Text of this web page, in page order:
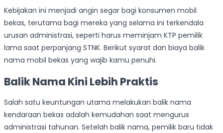
Kebijakan ini menjadi angin segar bagi konsumen mobil
bekas, terutama bagi mereka yang selama ini terkendala
urusan administrasi, seperti harus meminjam KTP pemilik
lama saat perpanjang STNK. Berikut syarat dan biaya balik
nama mobil bekas yang wajib kamu penuhi.
Balik Nama Kini Lebih Praktis
Salah satu keuntungan utama melakukan balik nama
kendaraan bekas adalah kemudahan saat mengurus
administrasi tahunan. Setelah balik nama, pemilik baru tidak